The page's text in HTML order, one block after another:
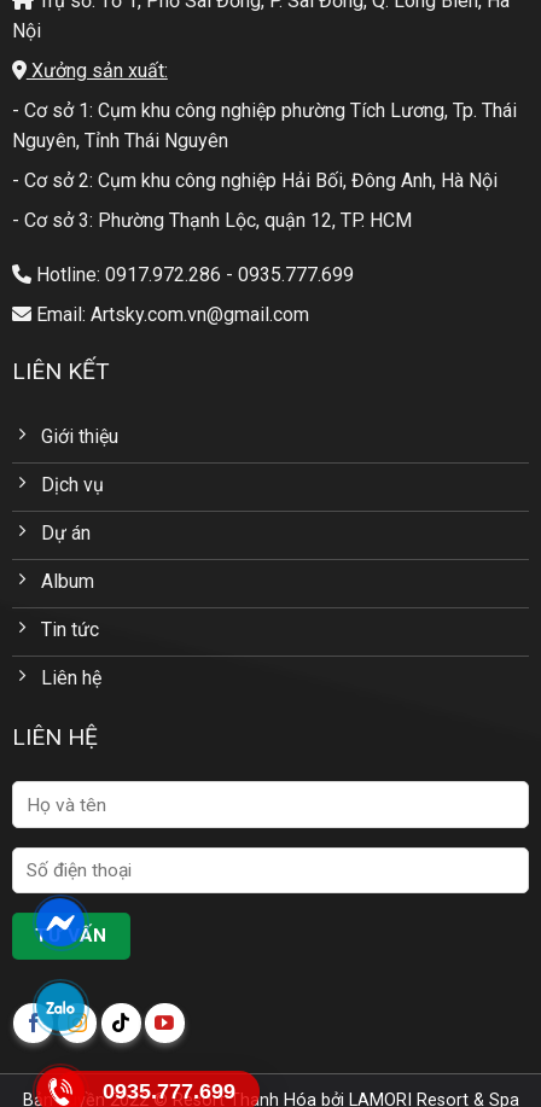
Nội
Xưởng sản xuất:
- Cơ sở 1: Cụm khu công nghiệp phường Tích Lương, Tp. Thái
Nguyên, Tỉnh Thái Nguyên
- Cơ sở 2: Cụm khu công nghiệp Hải Bối, Đông Anh, Hà Nội
- Cơ sở 3: Phường Thạnh Lộc, quận 12, TP. HCM
Hotline: 0917.972.286 - 0935.777.699
Email: Artsky.com.vn@gmail.com
LIÊN KẾT
Giới thiệu
Dịch vụ
Dự án
Album
Tin tức
Liên hệ
LIÊN HỆ
Bản quyền 2022 ©Resort Thanh Hóabởi LAMORI Resort & Spa
0935.777.699